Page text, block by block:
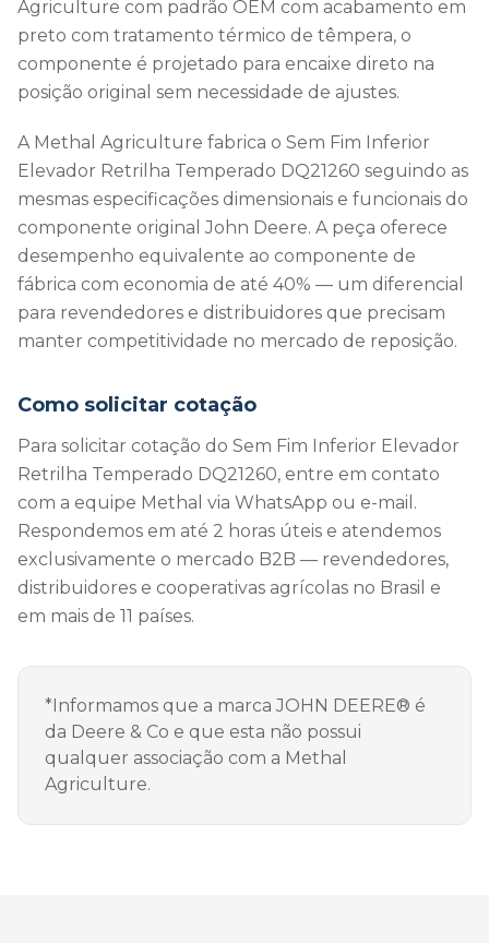
Agriculture com padrão OEM com acabamento em
preto com tratamento térmico de têmpera, o
componente é projetado para encaixe direto na
posição original sem necessidade de ajustes.
A Methal Agriculture fabrica o Sem Fim Inferior
Elevador Retrilha Temperado DQ21260 seguindo as
mesmas especificações dimensionais e funcionais do
componente original John Deere. A peça oferece
desempenho equivalente ao componente de
fábrica com economia de até 40% — um diferencial
para revendedores e distribuidores que precisam
manter competitividade no mercado de reposição.
Como solicitar cotação
Para solicitar cotação do Sem Fim Inferior Elevador
Retrilha Temperado DQ21260, entre em contato
com a equipe Methal via WhatsApp ou e-mail.
Respondemos em até 2 horas úteis e atendemos
exclusivamente o mercado B2B — revendedores,
distribuidores e cooperativas agrícolas no Brasil e
em mais de 11 países.
*Informamos que a marca JOHN DEERE® é
da Deere & Co e que esta não possui
qualquer associação com a Methal
Agriculture.